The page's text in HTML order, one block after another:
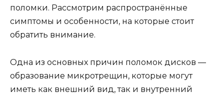
поломки. Рассмотрим распространённые
симптомы и особенности, на которые стоит
обратить внимание.
Одна из основных причин поломок дисков —
образование микротрещин, которые могут
иметь как внешний вид, так и внутренний